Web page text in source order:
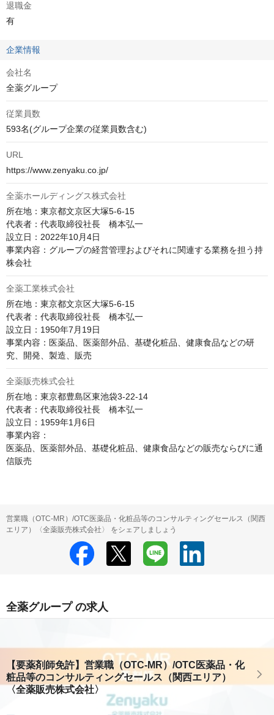
退職金
有
企業情報
会社名
全薬グループ
従業員数
593名(グループ企業の従業員数含む)
URL
https://www.zenyaku.co.jp/
全薬ホールディングス株式会社
所在地：東京都文京区大塚5-6-15
代表者：代表取締役社長　橋本弘一
設立日：2022年10月4日
事業内容：グループの経営管理およびそれに関連する業務を担う持
株会社
全薬工業株式会社
所在地：東京都文京区大塚5-6-15
代表者：代表取締役社長　橋本弘一
設立日：1950年7月19日
事業内容：医薬品、医薬部外品、基礎化粧品、健康食品などの研
究、開発、製造、販売
全薬販売株式会社
所在地：東京都豊島区東池袋3-22-14
代表者：代表取締役社長　橋本弘一
設立日：1959年1月6日
事業内容：
医薬品、医薬部外品、基礎化粧品、健康食品などの販売ならびに通
信販売
営業職（OTC-MR）/OTC医薬品・化粧品等のコンサルティングセールス（関西
エリア）〈全薬販売株式会社〉 をシェアしましょう
全薬グループ の求人
【要薬剤師免許】営業職（OTC-MR）/OTC医薬品・化
粧品等のコンサルティングセールス（関西エリア）
〈全薬販売株式会社〉